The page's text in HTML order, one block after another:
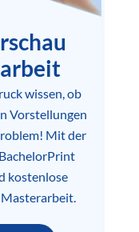
wissen, ob
Vorstellungen
Mit der
kostenlose